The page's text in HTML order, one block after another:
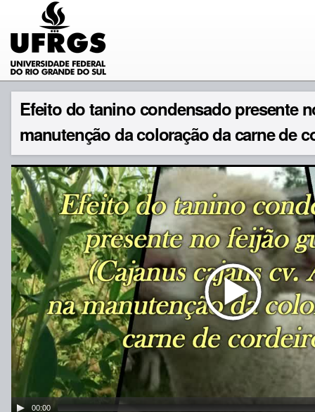
Efeito do tanino condensado presente
manutenção da coloração da carne de
00:00